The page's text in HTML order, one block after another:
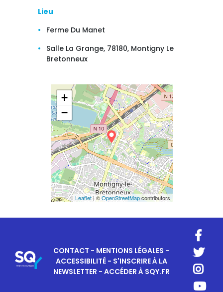
Lieu
Ferme Du Manet
Salle La Grange, 78180, Montigny Le
Bretonneux
+
−
Leaflet| ©OpenStreetMapcontributors
CONTACT - MENTIONS LÉGALES -
ACCESSIBILITÉ- S'INSCRIRE À LA
NEWSLETTER - ACCÉDER À SQY.FR